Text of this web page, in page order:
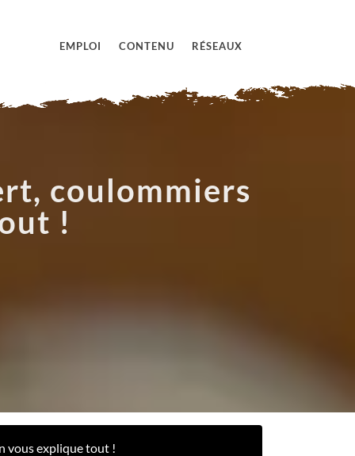
EMPLOI CONTENU RÉSEAUX
coulommiers
!
vous explique tout !